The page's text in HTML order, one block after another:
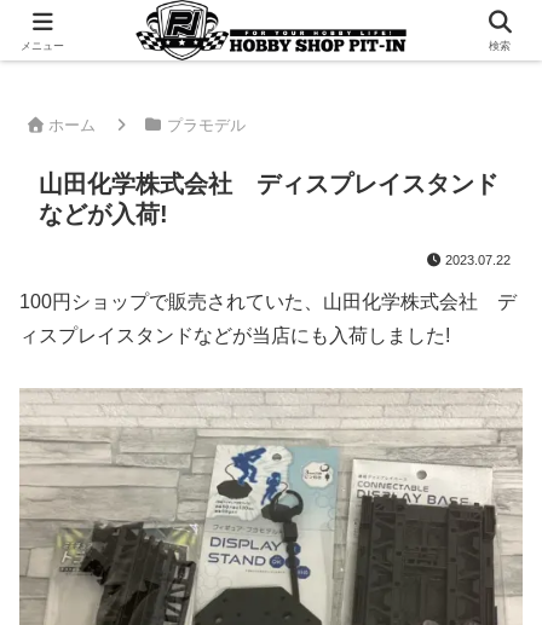
千葉県君津市でラジコンやプラモデルを販売。 ピットインのウェブサイトです
ホーム プラモデル
山田化学株式会社 ディスプレイスタンド
などが入荷!
2023.07.22
100円ショップで販売されていた、山田化学株式会社 デ
ィスプレイスタンドなどが当店にも入荷しました!
メニュー 検索